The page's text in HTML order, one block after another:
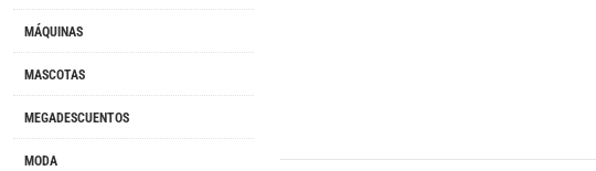
MÁQUINAS
MASCOTAS
MEGADESCUENTOS
MODA